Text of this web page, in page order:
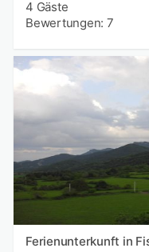
4 Gäste
Bewertungen: 7
Ferienunterkunft in